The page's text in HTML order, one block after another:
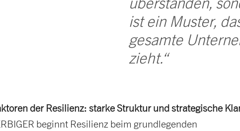
ist ein Muster,
gesamte
zieht.“
der Resilienz: starke Struktur und strategische
beginnt Resilienz beim grundlegenden